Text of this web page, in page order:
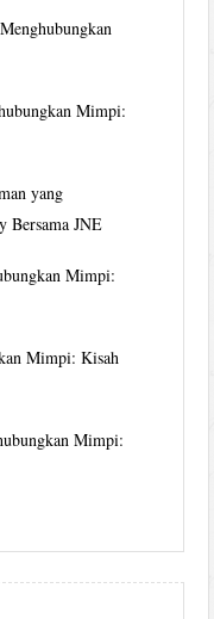
Mimpi:
yang
Bersama JNE
Mimpi:
Mimpi: Kisah
Mimpi: